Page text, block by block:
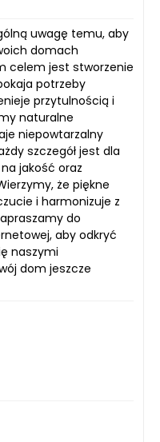
uwagę temu, aby
domach
celem jest stworzenie
potrzeby
przytulnością i
naturalne
niepowtarzalny
szczegół jest dla
jakość oraz
że piękne
i harmonizuje z
do
aby odkryć
naszymi
dom jeszcze